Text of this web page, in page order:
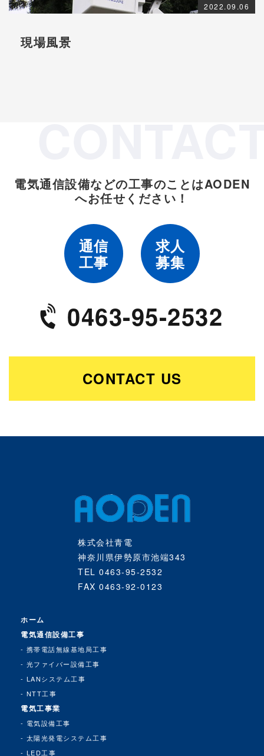
2022.09.06
現場風景
電気通信設備などの工事のことはAODEN
へお任せください！
通信
工事
求人
募集
0463-95-2532
CONTACT US
株式会社青電
神奈川県伊勢原市池端343
TEL 0463-95-2532
FAX 0463-92-0123
ホーム
電気通信設備工事
携帯電話無線基地局工事
光ファイバー設備工事
LANシステム工事
NTT工事
電気工事業
電気設備工事
太陽光発電システム工事
LED工事